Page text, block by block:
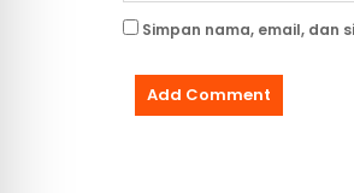
Simpan nama, email, dan